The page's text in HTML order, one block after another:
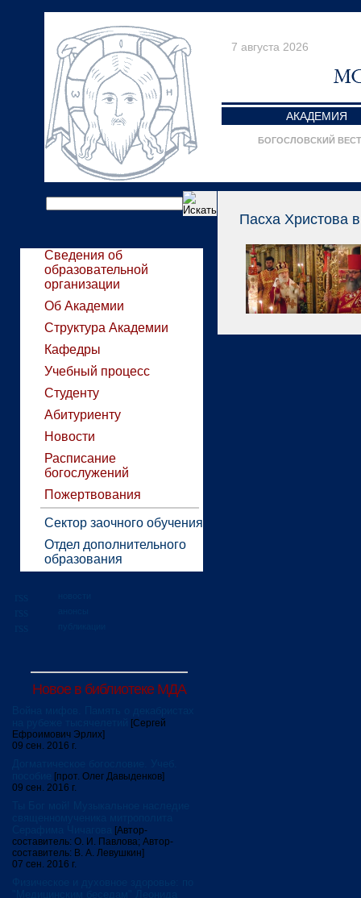
7 августа 2026
АКАДЕМИЯ
БОГОСЛОВСКИЙ
Сведения об
образовательной
организации
Об Академии
Структура Академии
Кафедры
Учебный процесс
Студенту
Абитуриенту
Новости
Расписание
богослужений
Пожертвования
Сектор заочного обучения
Отдел дополнительного
образования
Новое в библиотеке МДА
[Сергей
Ефроимович Эрлих]
09 сен. 2016 г.
[прот. Олег Давыденков]
09 сен. 2016 г.
[Автор-
составитель: О. И. Павлова; Автор-
составитель: В. А. Левушкин]
07 сен. 2016 г.
Пасха Христова